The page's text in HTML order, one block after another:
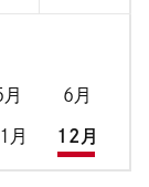
月 6月
月 12月